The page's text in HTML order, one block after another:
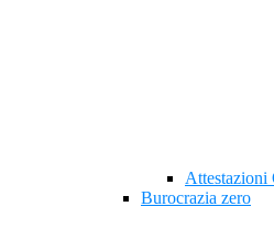
Attestazioni
Burocrazia zero